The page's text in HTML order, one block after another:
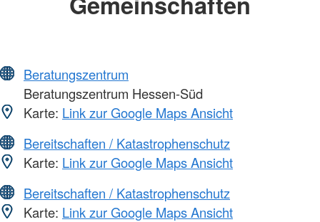
Beratungszentrum
Beratungszentrum Hessen-Süd
Karte: Link zur Google Maps Ansicht
Bereitschaften / Katastrophenschutz
Karte: Link zur Google Maps Ansicht
Bereitschaften / Katastrophenschutz
Karte: Link zur Google Maps Ansicht